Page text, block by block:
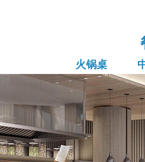
火锅桌